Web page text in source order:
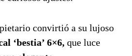
convirtió a su lujoso
‘bestia’ 6×6, que luce